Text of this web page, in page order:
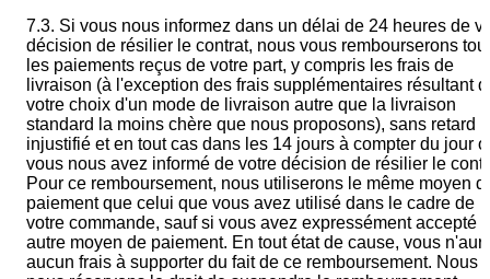
7.3. Si vous nous informez dans un délai de 24 heures de
décision de résilier le contrat, nous vous rembourserons
les paiements reçus de votre part, y compris les frais de
livraison (à l'exception des frais supplémentaires résultant
votre choix d'un mode de livraison autre que la livraison
standard la moins chère que nous proposons), sans retard
injustifié et en tout cas dans les 14 jours à compter du jour
vous nous avez informé de votre décision de résilier le
Pour ce remboursement, nous utiliserons le même moyen
paiement que celui que vous avez utilisé dans le cadre de
votre commande, sauf si vous avez expressément accepté
autre moyen de paiement. En tout état de cause, vous
aucun frais à supporter du fait de ce remboursement. Nous